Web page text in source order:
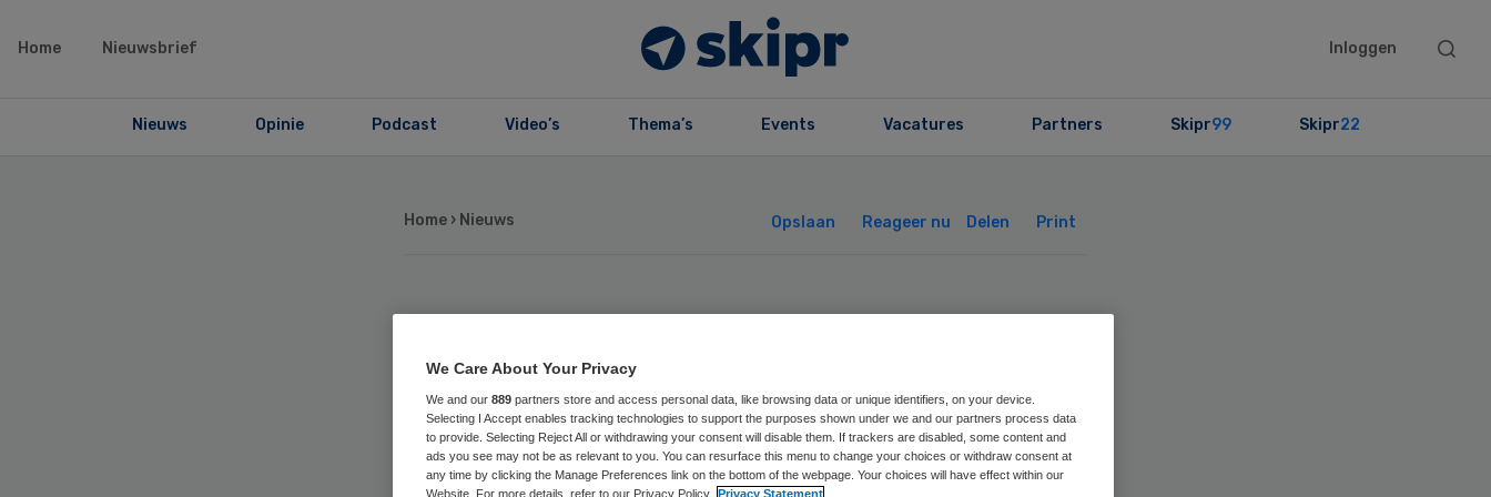
Home Nieuwsbrief Inloggen
Search
Nieuws Opinie Podcast Video’s Thema’s Events Vacatures Partners Skipr99 Skipr22
Home › Nieuws Opslaan Reageer nu Delen Print
KPN steekt miljoenen
in persoonsalarmering
ouderen
We Care About Your Privacy
We and our 889 partners store and access personal data, like browsing data or unique identifiers, on your device.
Selecting I Accept enables tracking technologies to support the purposes shown under we and our partners process data
to provide. Selecting Reject All or withdrawing your consent will disable them. If trackers are disabled, some content and
ads you see may not be as relevant to you. You can resurface this menu to change your choices or withdraw consent at
any time by clicking the Manage Preferences link on the bottom of the webpage. Your choices will have effect within our
Website. For more details, refer to our Privacy Policy. Privacy Statement